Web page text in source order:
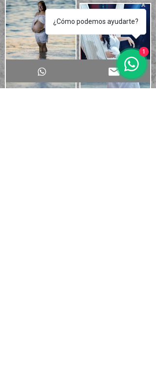
¿Cómo podemos ayudarte?
1